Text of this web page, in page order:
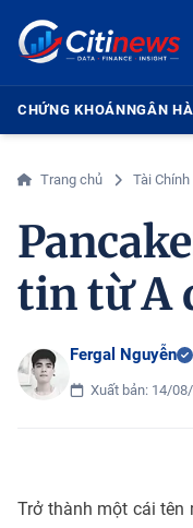
CHỨNG KHOÁNNGÂN
Trang chủ Tài Chính
tin từ A
Fergal Nguyễn
Xuất bản: 14/
Trở thành một cái